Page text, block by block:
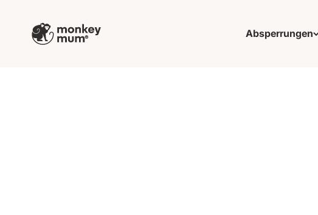
Absperrungen
Monkey Mum